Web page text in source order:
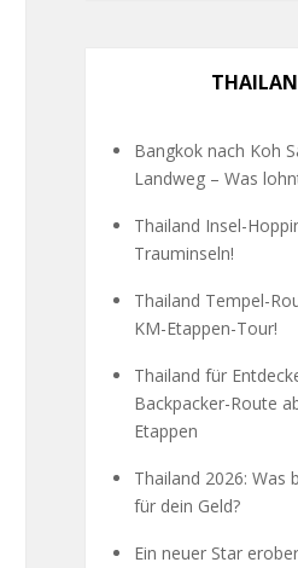
Bangkok nach Koh
Landweg – Was
Thailand Insel-
Trauminseln!
Thailand Tempel-
KM-Etappen-Tour!
Thailand für
Backpacker-Route
Etappen
Thailand 2026: Was
für dein Geld?
Ein neuer Star